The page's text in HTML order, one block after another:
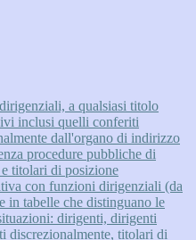
a qualsiasi titolo
inclusi quelli conferiti
dall'organo di indirizzo
procedure pubbliche di
e titolari di posizione
con funzioni dirigenziali (da
in tabelle che distinguano le
dirigenti, dirigenti
discrezionalmente, titolari di